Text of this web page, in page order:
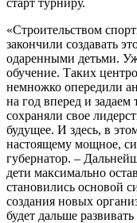
«Строительством
закончили создавать
одаренными детьми.
обучение. Таких
немножко опередили
на год вперед и
сохраняли свое
будущее. И здесь, в
настоящему мощное,
губернатор. –
дети максимально
становились основой
создания новых
будет дальше развивать